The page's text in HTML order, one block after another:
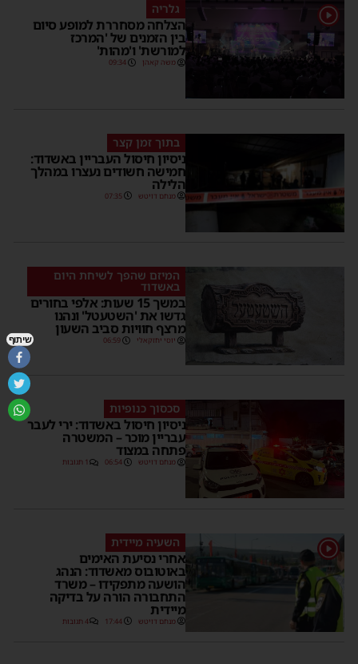
1 גלריה
הצלחה מסחררת למופע סיום
בין הזמנים של 'המרכז
למורשת' ו'מהות'
משה קאהן 09:34
בתוך זמן קצר
ניסיון חיסול העבריין באשדוד:
חמישה חשודים נעצרו במהלך
הלילה
מנחם דויטש 07:35
המיזם שהפך לשיחת היום
באשדוד
במשך 15 שעות: אלפי בחורים
גדשו את 'השטעטל' ונהנו
מרצף חוויות סביב השעון
יוסי יחזקאלי 06:59
סכסוך כנופיות
ניסיון חיסול באשדוד: ירי לעבר
עבריין מוכר – המשטרה
פתחה במצוד
מנחם דויטש 06:54 1 תגובות
1 השעיה מיידית
אחרי נסיעת האימים
באוטובוס מאשדוד: הנהג
הושעה מתפקידו – משרד
התחבורה הורה על בדיקה
מיידית
מנחם דויטש 17:44 4 תגובות
שיתוף